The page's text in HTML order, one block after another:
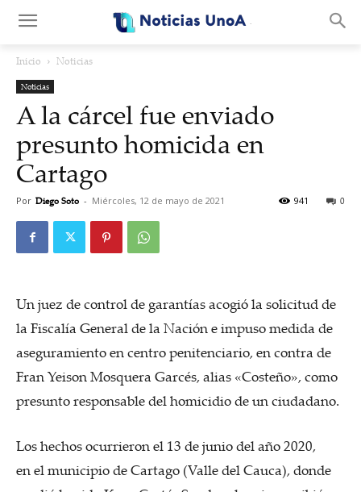
Inicio Noticias
Noticias
A la cárcel fue enviado
presunto homicida en
Cartago
Por Diego Soto - Miércoles, 12 de mayo de 2021 0
941
Un juez de control de garantías acogió la solicitud de
la Fiscalía General de la Nación e impuso medida de
aseguramiento en centro penitenciario, en contra de
Fran Yeison Mosquera Garcés, alias «Costeño», como
presunto responsable del homicidio de un ciudadano.
Los hechos ocurrieron el 13 de junio del año 2020,
en el municipio de Cartago (Valle del Cauca), donde